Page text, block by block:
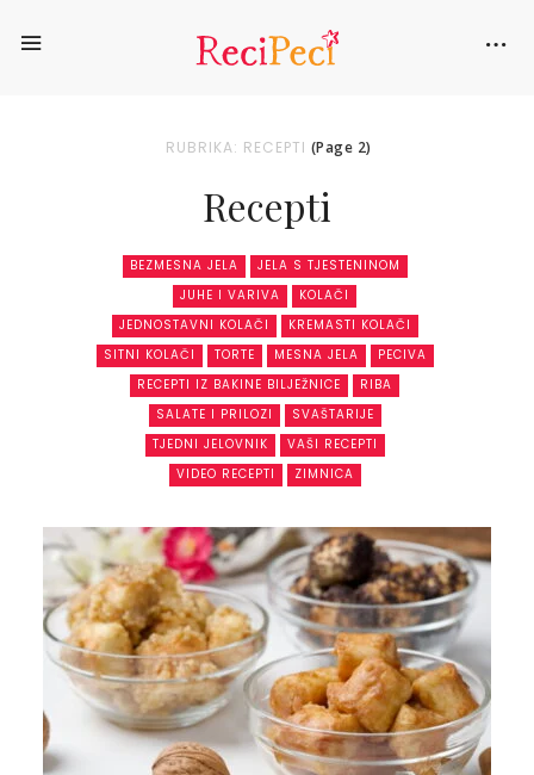
RUBRIKA: RECEPTI (Page 2)
Recepti
BEZMESNA JELA
JELA S TJESTENINOM
JUHE I VARIVA
KOLAČI
JEDNOSTAVNI KOLAČI
KREMASTI KOLAČI
SITNI KOLAČI
TORTE MESNA JELA
PECIVA
RECEPTI IZ BAKINE BILJEŽNICE
RIBA
SALATE I PRILOZI
SVAŠTARIJE
TJEDNI JELOVNIK
VAŠI RECEPTI
VIDEO RECEPTI
ZIMNICA